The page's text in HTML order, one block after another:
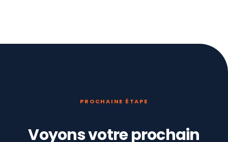
PROCHAINE ÉTAPE
Voyons votre prochain